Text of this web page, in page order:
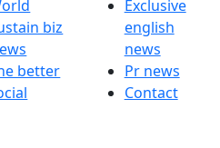
biz
better
Exclusive
english
news
Pr news
Contact